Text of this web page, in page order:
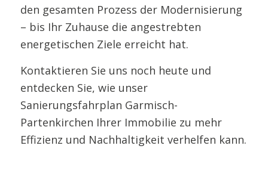
den gesamten Prozess der Modernisierung
– bis Ihr Zuhause die angestrebten
energetischen Ziele erreicht hat.
Kontaktieren Sie uns noch heute und
entdecken Sie, wie unser
Sanierungsfahrplan Garmisch-
Partenkirchen Ihrer Immobilie zu mehr
Effizienz und Nachhaltigkeit verhelfen kann.